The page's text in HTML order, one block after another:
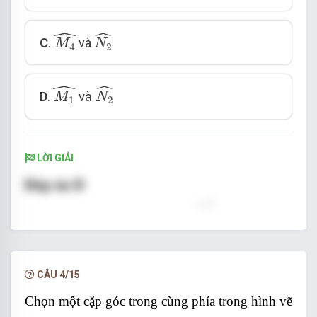
C. ˆ
M4
M4
và ˆ
N2
N2
D. ˆ
M1
M1
và ˆ
N2
N2
LỜI GIẢI
CÂU 4/15
Chọn một cặp góc trong cùng phía trong hình vẽ